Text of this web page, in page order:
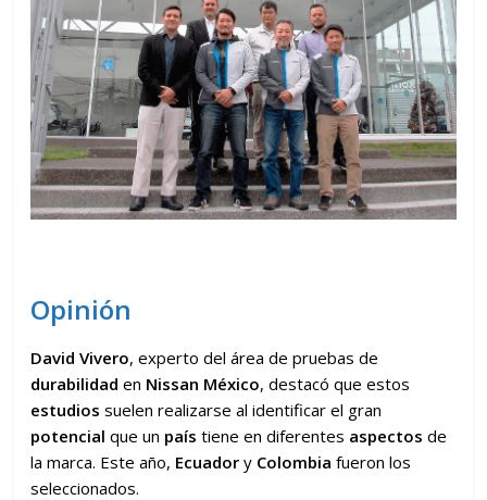
Opinión
David Vivero, experto del área de pruebas de
durabilidad en Nissan México, destacó que estos
estudios suelen realizarse al identificar el gran
potencial que un país tiene en diferentes aspectos de
la marca. Este año, Ecuador y Colombia fueron los
seleccionados.